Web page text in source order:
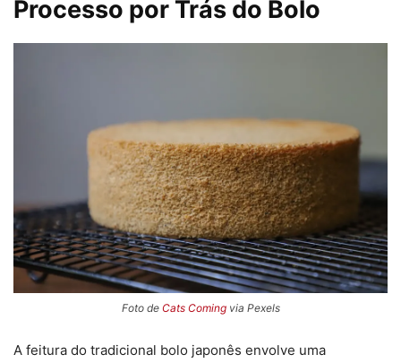
Processo por Trás do Bolo
Foto de Cats Comingvia Pexels
A feitura do tradicional bolo japonês envolve uma